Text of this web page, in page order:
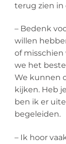
terug zien in
– Bedenk
willen
of misschien
we het
We kunnen
kijken. Heb
ben ik er
begeleiden.
– Ik hoor